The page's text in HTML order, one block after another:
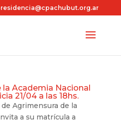
Academia Nacional
21/04 a las 18hs.
Agrimensura de la
a su matrícula a